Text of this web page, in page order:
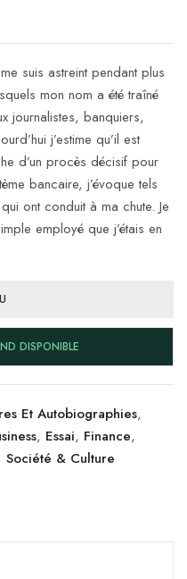
suis astreint pendant plus
mon nom a été traîné
journalistes, banquiers,
j’estime qu’il est
d’un procès décisif pour
bancaire, j’évoque tels
ont conduit à ma chute. Je
employé que j’étais en
DISPONIBLE
Et Autobiographies,
, Essai, Finance,
Société & Culture